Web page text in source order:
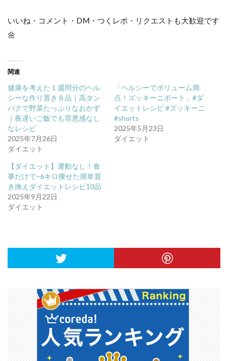
いいね・コメント・DM・つくレポ・リクエストも大歓迎です
🌼
関連
健康を考えた１週間分のヘル
シーな作り置き８品｜高タン
パクで野菜たっぷりなおかず
｜夜遅いご飯でも罪悪感なし
なレシピ
2025年7月26日
ダイエット
「ヘルシーでボリューム満
点！ズッキーニボート」#ダ
イエットレシピ #ズッキーニ
#shorts
2025年5月23日
ダイエット
【ダイエット】運動なし！食
事だけで−6キロ痩せた簡単置
き換えダイエットレシピ10品
2025年9月22日
ダイエット